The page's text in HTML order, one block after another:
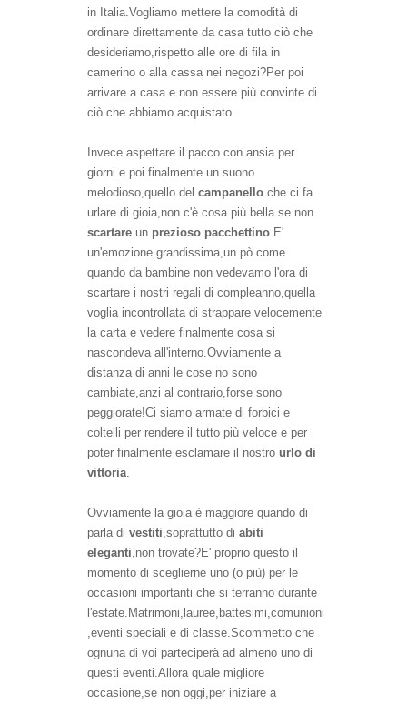
in Italia.Vogliamo mettere la comodità di
ordinare direttamente da casa tutto ciò che
desideriamo,rispetto alle ore di fila in
camerino o alla cassa nei negozi?Per poi
arrivare a casa e non essere più convinte di
ciò che abbiamo acquistato.
Invece aspettare il pacco con ansia per
giorni e poi finalmente un suono
melodioso,quello del campanello che ci fa
urlare di gioia,non c'è cosa più bella se non
scartare un prezioso pacchettino .E'
un'emozione grandissima,un pò come
quando da bambine non vedevamo l'ora di
scartare i nostri regali di compleanno,quella
voglia incontrollata di strappare velocemente
la carta e vedere finalmente cosa si
nascondeva all'interno.Ovviamente a
distanza di anni le cose no sono
cambiate,anzi al contrario,forse sono
peggiorate!Ci siamo armate di forbici e
coltelli per rendere il tutto più veloce e per
poter finalmente esclamare il nostro urlo di
vittoria
Ovviamente la gioia è maggiore quando di
parla di vestiti ,soprattutto di abiti
eleganti ,non trovate?E' proprio questo il
momento di sceglierne uno (o più) per le
occasioni importanti che si terranno durante
l'estate.Matrimoni,lauree,battesimi,comunioni
,eventi speciali e di classe.Scommetto che
ognuna di voi parteciperà ad almeno uno di
questi eventi.Allora quale migliore
occasione,se non oggi,per iniziare a